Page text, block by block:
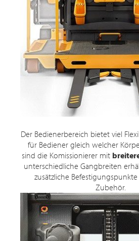
Der Bedienerbereich bietet viel
für Bediener gleich welcher
sind die Komissionierer mit
unterschiedliche Gangbreiten
zusätzliche Befestigungspunkte
Zubehör.